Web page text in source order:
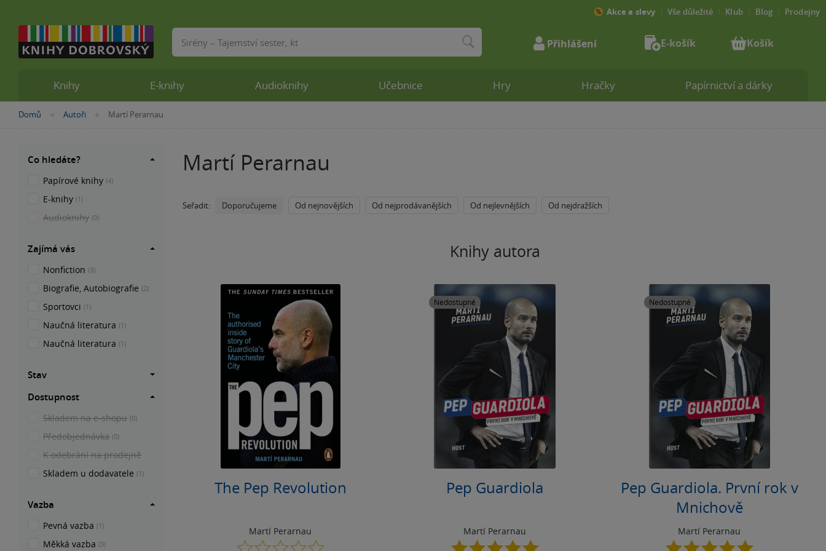
Nacházíte
Domů »Autoři »
Martí Perarnau
Martí Perarnau
Seřadit: Doporučujeme Od nejnovějších Od nejprodávanějších Od nejlevnějších Od nejdražších
Knihy autora
The Pep Revolution
Martí Perarnau
0.0
Nedostupné
Pep Guardiola
Martí Perarnau
5.0
Nedostupné
Pep Guardiola. První rok v
Mnichově
Martí Perarnau
5.0
Co hledáte?
Papírové knihy (4)
E-knihy (1)
Audioknihy (0)
Zajímá vás
Nonfiction (3)
Biografie, Autobiografie (2)
Sportovci (1)
Naučná literatura (1)
Naučná literatura (1)
Stav
Dostupnost
Skladem na e-shopu (0)
Předobjednávka (0)
K odebrání na prodejně
Skladem u dodavatele (1)
Vazba
Pevná vazba (1)
Měkká vazba (3)
Knihy E-knihy Audioknihy Učebnice Hry Hračky Papírnictví a dárky
Akce a slevy Vše důležité Klub Blog Prodejny
Vyhledávání Přihlášení E-košík Košík